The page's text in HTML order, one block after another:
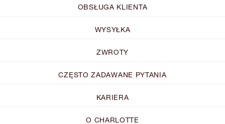
OBSŁUGA KLIENTA
WYSYŁKA
ZWROTY
CZĘSTO ZADAWANE PYTANIA
KARIERA
O CHARLOTTE